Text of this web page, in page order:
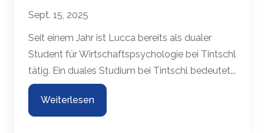
Sept. 15, 2025
Seit einem Jahr ist Lucca bereits als dualer
Student für Wirtschaftspsychologie bei Tintschl
tätig. Ein duales Studium bei Tintschl bedeutet...
Weiterlesen